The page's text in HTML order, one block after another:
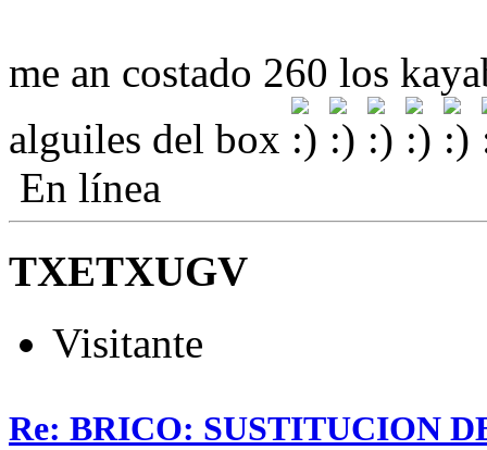
me an costado 260 los
alguiles del box
En línea
TXETXUGV
Visitante
Re: BRICO: SUSTITUCION